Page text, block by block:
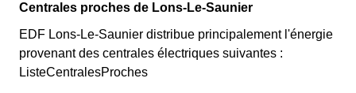
Centrales proches de Lons-Le-Saunier
EDF Lons-Le-Saunier distribue principalement l'énergie
provenant des centrales électriques suivantes :
ListeCentralesProches